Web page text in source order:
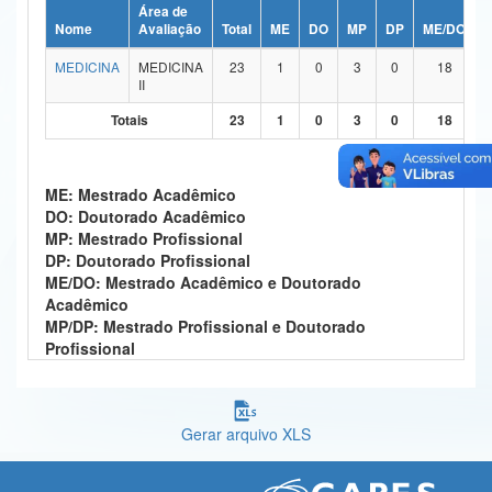
Ministério da Ciência, Tecnologia, Inovações e Comunicações
Ministério do Meio Ambiente
Ministério do Turismo
Controladoria-Geral da União
Ministério da Mulher, da Família e dos Direitos Humanos
Secretaria-Geral
Secretaria de Governo
Banco Central do Brasil
Nome
Área de
Avaliação
Total ME DO MP DP ME/DO
MEDICINA
MEDICINA
II
23 1 0 3 0 18
Totais 23 1 0 3 0 18
ME: Mestrado Acadêmico
DO: Doutorado Acadêmico
MP: Mestrado Profissional
DP: Doutorado Profissional
ME/DO: Mestrado Acadêmico e Doutorado
Acadêmico
MP/DP: Mestrado Profissional e Doutorado
Profissional
Gerar arquivo XLS